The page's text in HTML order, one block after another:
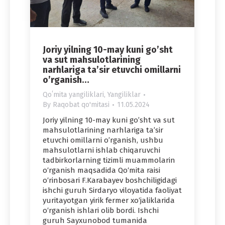
Joriy yilning 10-may kuni go’sht
va sut mahsulotlarining
narhlariga ta’sir etuvchi omillarni
o’rganish…
Qoʻmita yangiliklari, Yangiliklar
By Raqobat qo'mitasi 11.05.2024
Joriy yilning 10-may kuni go’sht va sut
mahsulotlarining narhlariga ta’sir
etuvchi omillarni o’rganish, ushbu
mahsulotlarni ishlab chiqaruvchi
tadbirkorlarning tizimli muammolarin
o‘rganish maqsadida Qo‘mita raisi
o‘rinbosari F.Karabayev boshchiligidagi
ishchi guruh Sirdaryo viloyatida faoliyat
yuritayotgan yirik fermer xo‘jaliklarida
o‘rganish ishlari olib bordi. Ishchi
guruh Sayxunobod tumanida